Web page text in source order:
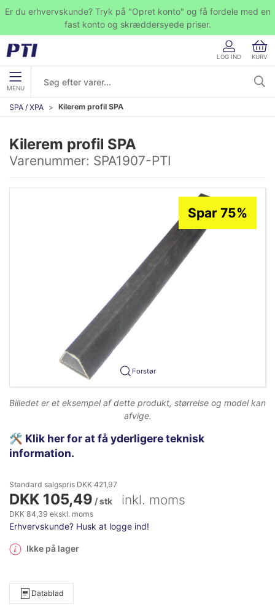
Er du erhvervskunde? Tryk på "Opret konto" og få fordele med en
fast konto og skræddersyede priser.
LOG IND KURV
MENU
SPA / XPA Kilerem profil SPA
Kilerem profil SPA
Varenummer: SPA1907-PTI
Forstør
Spar 75%
Billedet er et eksempel af dette produkt, størrelse og model kan
afvige.
🛠️ Klik her for at få yderligere teknisk
information.
Standard salgspris DKK 421,97
DKK 105,49 / stk inkl. moms
DKK 84,39 ekskl. moms
Erhvervskunde? Husk at logge ind!
Ikke på lager
Datablad